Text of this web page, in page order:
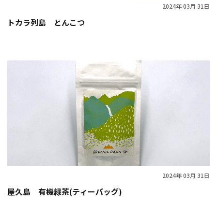
2024年 03月 31日
トカラ列島 とんこつ
2024年 03月 31日
屋久島 有機緑茶(ティーバッグ)